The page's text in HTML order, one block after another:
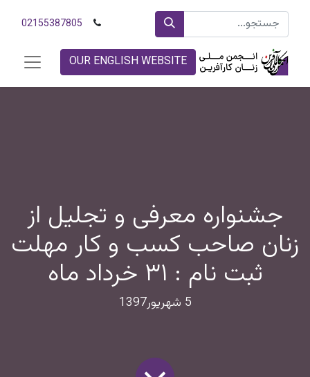
02155387805
OUR ENGLISH WEBSITE
جشنواره معرفی و تجلیل از
زنان صاحب کسب و کار مهلت
ثبت نام : ۳۱ خرداد ماه
5 شهریور1397